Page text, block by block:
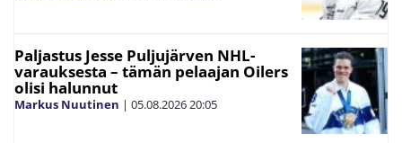
Paljastus Jesse Puljujärven NHL-
varauksesta – tämän pelaajan Oilers
olisi halunnut
Markus Nuutinen | 05.08.202620:05